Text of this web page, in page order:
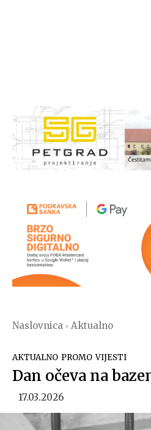
Naslovnica Aktualno
AKTUALNO PROMO VIJESTI
Dan očeva na
17.03.2026